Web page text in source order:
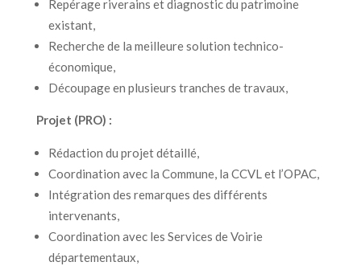
Repérage riverains et diagnostic du patrimoine
existant,
Recherche de la meilleure solution technico-
économique,
Découpage en plusieurs tranches de travaux,
Projet (PRO) :
Rédaction du projet détaillé,
Coordination avec la Commune, la CCVL et l’OPAC,
Intégration des remarques des différents
intervenants,
Coordination avec les Services de Voirie
départementaux,